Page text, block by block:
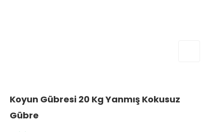
Koyun Gübresi 20 Kg Yanmış Kokusuz
Gübre